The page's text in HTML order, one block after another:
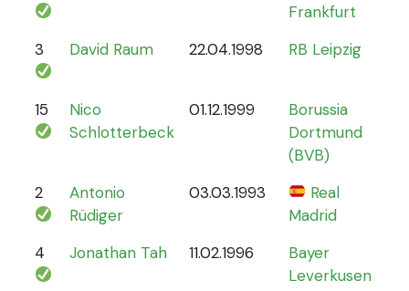
Frankfurt
3 David Raum 22.04.1998 RB Leipzig
15
Nico
Schlotterbeck
01.12.1999
Borussia
Dortmund
(BVB)
2
Antonio
Rüdiger
03.03.1993
Real
Madrid
4 Jonathan Tah 11.02.1996
Bayer
Leverkusen